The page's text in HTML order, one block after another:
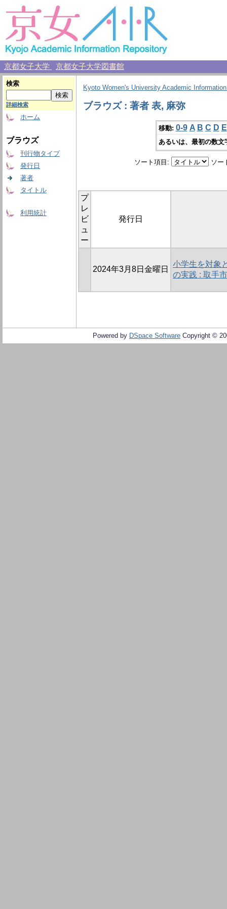
京都女子大学 京都女子大学図書館
検索
詳細検索
ホーム
ブラウズ
刊行物タイプ
発行日
著者
タイトル
利用統計
Kyoto Women's University Academic
ブラウズ : 著者 表, 麻弥
移動: 0-9 A B C D E
あるいは、最初の数
ソート項目: ソー
プ
レ
ビ
ュ
ー
発行日
2024年3月8日金曜日
小学生を対象
の実践 : 取手
Powered by DSpace Software Copyright ©